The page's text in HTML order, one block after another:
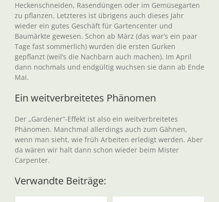
Heckenschneiden, Rasendüngen oder im Gemüsegarten
zu pflanzen. Letzteres ist übrigens auch dieses Jahr
wieder ein gutes Geschäft für Gartencenter und
Baumärkte gewesen. Schon ab März (das war’s ein paar
Tage fast sommerlich) wurden die ersten Gurken
gepflanzt (weil‘s die Nachbarn auch machen). Im April
dann nochmals und endgültig wuchsen sie dann ab Ende
Mai.
Ein weitverbreitetes Phänomen
Der „Gardener“-Effekt ist also ein weitverbreitetes
Phänomen. Manchmal allerdings auch zum Gähnen,
wenn man sieht, wie früh Arbeiten erledigt werden. Aber
da wären wir halt dann schon wieder beim Mister
Carpenter.
Verwandte Beiträge: